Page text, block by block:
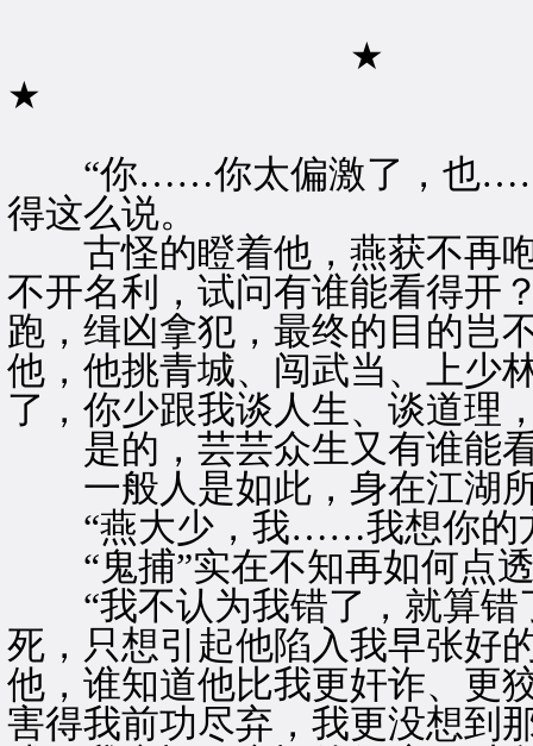
★
★
“你……你太偏激了，也……
得这么说。
古怪的瞪着他，燕获不再咆
不开名利，试问有谁能看得开
跑，缉凶拿犯，最终的目的岂
他，他挑青城、闯武当、上少
了，你少跟我谈人生、谈道
是的，芸芸众生又有谁能
一般人是如此，身在江湖所
“燕大少，我……我想你的
“鬼捕”实在不知再如何点
“我不认为我错了，就算错
死，只想引起他陷入我早张好
他，谁知道他比我更奸诈、更
害得我前功尽弃，我更没想到